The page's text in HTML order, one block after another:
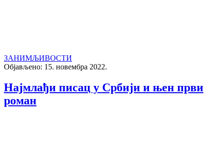
ЗАНИМЉИВОСТИ
Објављено: 15. новембра 2022.
Најмлађи писац у Србији и њен први
роман